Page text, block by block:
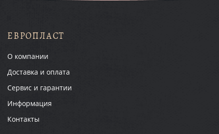
ЕВРОПЛАСТ
О компании
Доставка и оплата
Сервис и гарантии
Информация
Контакты